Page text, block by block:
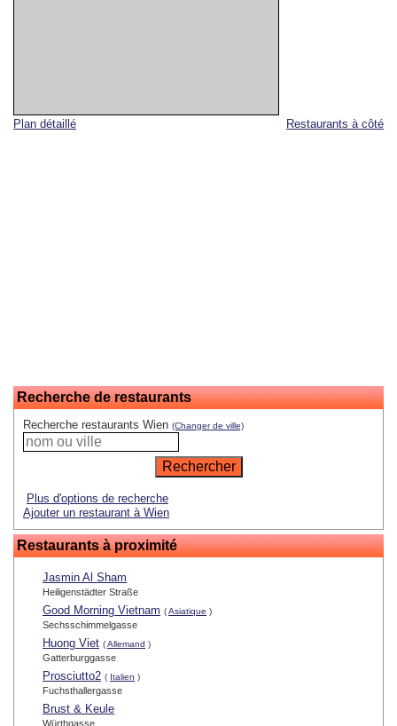
Restaurants à côté
Plan détaillé
Recherche de restaurants
Recherche restaurants Wien (Changer de ville)
Plus d'options de recherche
Ajouter un restaurant à Wien
Restaurants à proximité
Jasmin Al Sham
Heiligenstädter Straße
Good Morning Vietnam (Asiatique )
Sechsschimmelgasse
Huong Viet (Allemand )
Gatterburggasse
Prosciutto2 ( Italien )
Fuchsthallergasse
Brust & Keule
Würthgasse